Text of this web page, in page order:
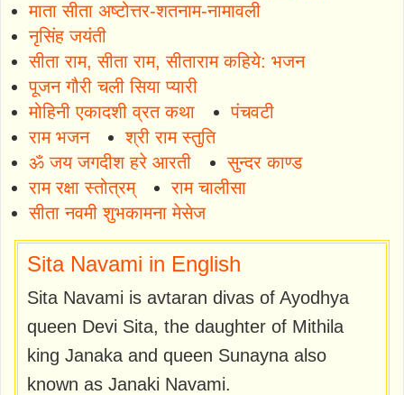
माता सीता अष्टोत्तर-शतनाम-नामावली
नृसिंह जयंती
सीता राम, सीता राम, सीताराम कहिये: भजन
पूजन गौरी चली सिया प्यारी
मोहिनी एकादशी व्रत कथा
पंचवटी
राम भजन
श्री राम स्तुति
ॐ जय जगदीश हरे आरती
सुन्दर काण्ड
राम रक्षा स्तोत्रम्
राम चालीसा
सीता नवमी शुभकामना मेसेज
Sita Navami in English
Sita Navami is avtaran divas of Ayodhya
queen Devi Sita, the daughter of Mithila
king Janaka and queen Sunayna also
known as Janaki Navami.